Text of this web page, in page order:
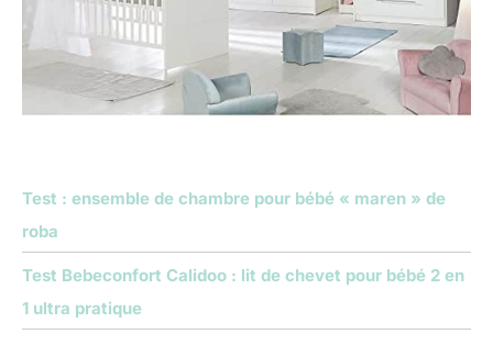
Test : ensemble de chambre pour bébé « maren » de
roba
Test Bebeconfort Calidoo : lit de chevet pour bébé 2 en
1 ultra pratique